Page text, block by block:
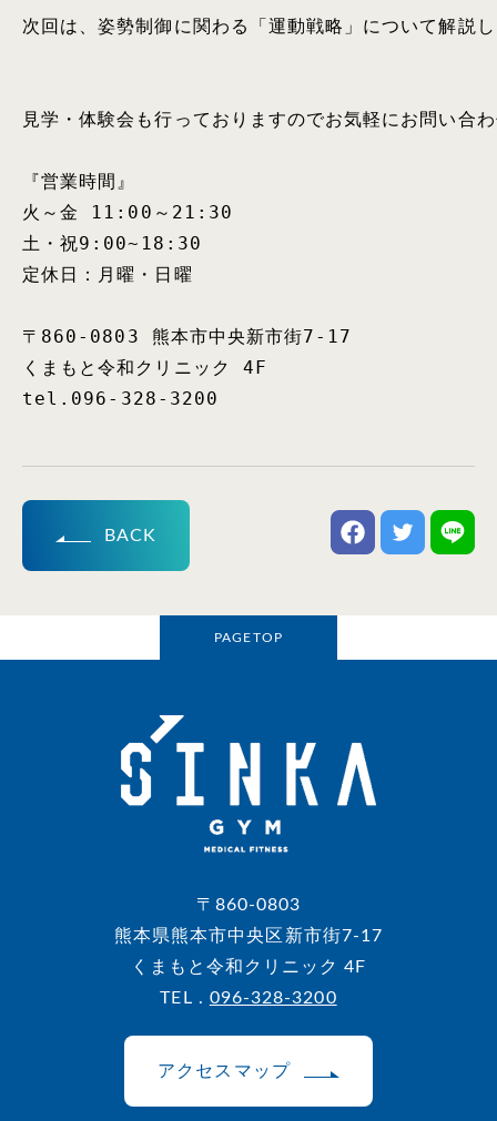
次回は、姿勢制御に関わる「運動戦略」について解説
見学・体験会も行っておりますのでお気軽にお問い合
『営業時間』
火～金 11:00～21:30
土・祝9:00~18:30
定休日：月曜・日曜
〒860-0803 熊本市中央新市街7-17
くまもと令和クリニック 4F
tel.096-328-3200
BACK
〒860-0803
熊本県熊本市中央区新市街7-17
くまもと令和クリニック 4F
TEL . 096-328-3200
アクセスマップ
PAGETOP